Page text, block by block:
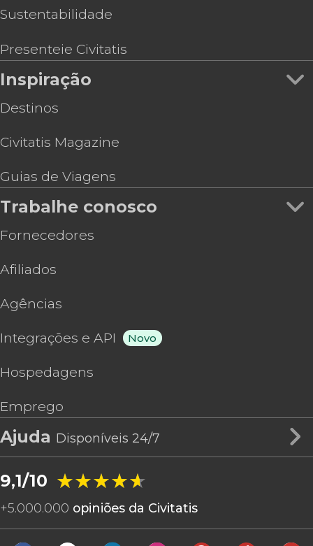
Sustentabilidade
Presenteie Civitatis
Inspiração
Destinos
Civitatis Magazine
Guias de Viagens
Trabalhe conosco
Fornecedores
Afiliados
Agências
Integrações e API Novo
Hospedagens
Emprego
Ajuda Disponíveis 24/7
9,1/10 ★★★★★
★★★★★
+5.000.000 opiniões da Civitatis